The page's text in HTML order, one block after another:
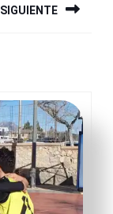
SIGUIENTE